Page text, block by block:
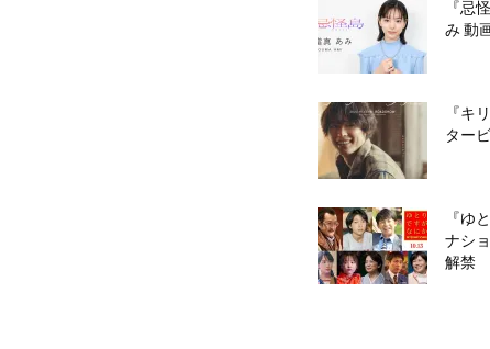
『忌
み 動
『キ
ター
『ゆ
ナシ
解禁